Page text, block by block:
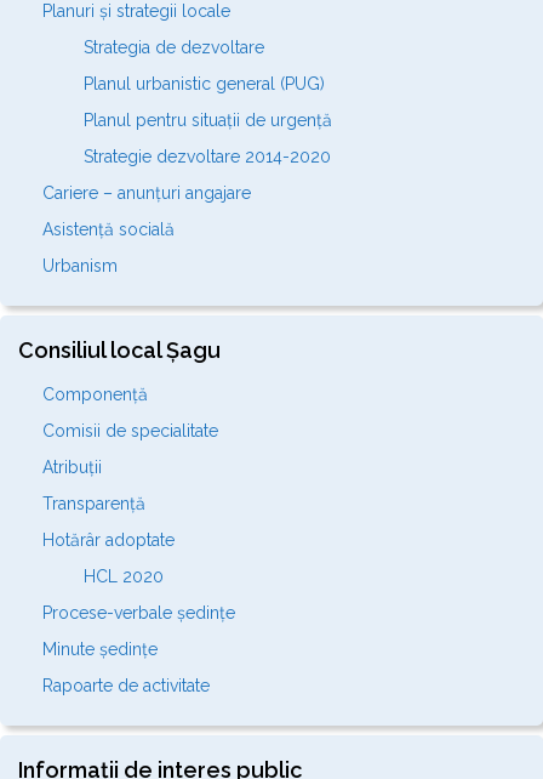
Planuri și strategii locale
Strategia de dezvoltare
Planul urbanistic general (PUG)
Planul pentru situații de urgență
Strategie dezvoltare 2014-2020
Cariere – anunțuri angajare
Asistență socială
Urbanism
Consiliul local Șagu
Componență
Comisii de specialitate
Atribuții
Transparență
Hotărâr adoptate
HCL 2020
Procese-verbale ședințe
Minute ședințe
Rapoarte de activitate
Informații de interes public